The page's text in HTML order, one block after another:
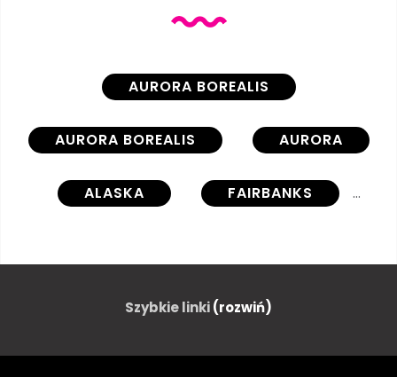
AURORA BOREALIS
AURORA BOREALIS AURORA
ALASKA FAIRBANKS
ASTROFOTOGRAFIA
ZJAWISKO NATURALNE
Szybkie linki(rozwiń)